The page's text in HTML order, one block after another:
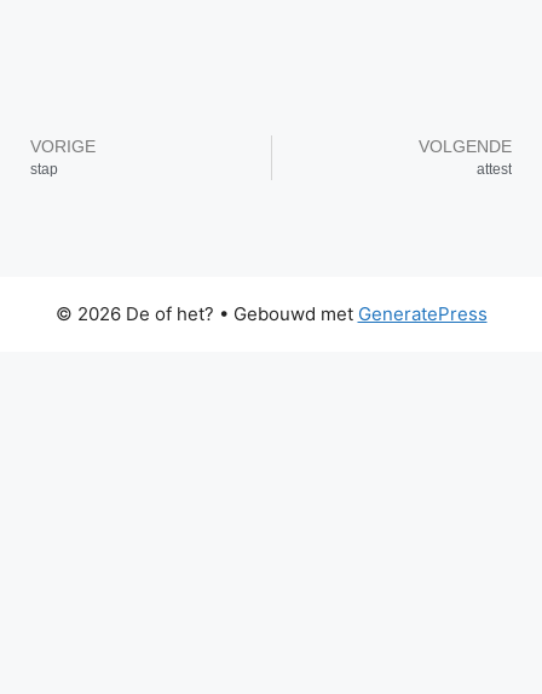
VORIGE
stap
VOLGENDE
attest
© 2026 De of het? • Gebouwd met GeneratePress